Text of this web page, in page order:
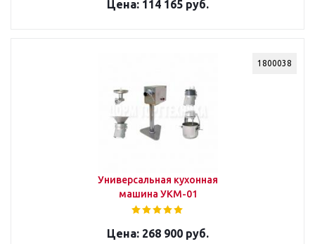
114 165 руб.
1800038
Универсальная кухонная
машина УКМ-01
268 900 руб.